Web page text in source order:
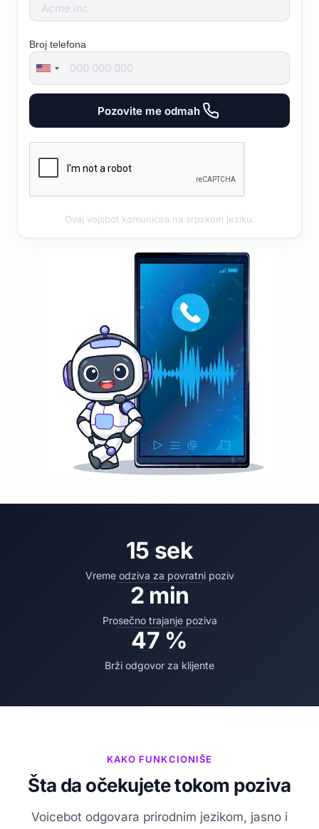
Broj telefona
Pozovite me odmah
Ovaj vojsbot komunicira na srpskom jeziku.
15 sek
Vreme odziva za povratni poziv
2 min
Prosečno trajanje poziva
47 %
Brži odgovor za klijente
KAKO FUNKCIONIŠE
Šta da očekujete tokom poziva
Voicebot odgovara prirodnim jezikom, jasno i